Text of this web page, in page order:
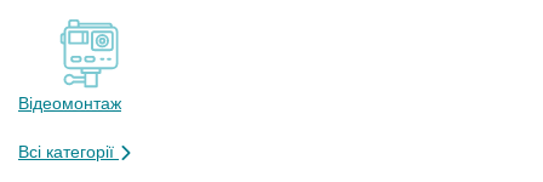
Відеомонтаж
Всі категорії